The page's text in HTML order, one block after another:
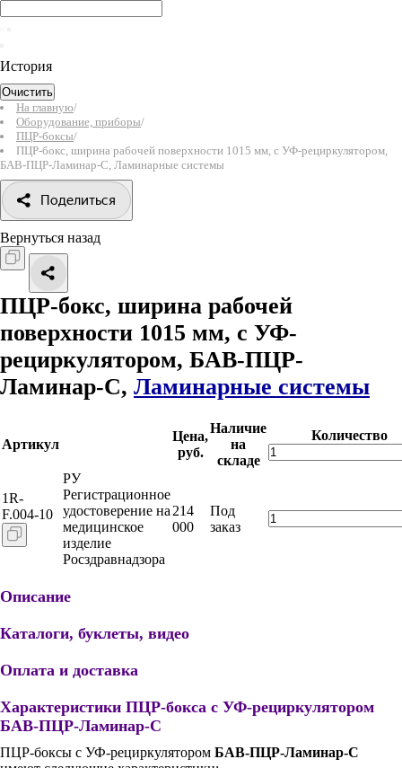
История
Очистить
На главную/
Оборудование, приборы/
ПЦР-боксы/
ПЦР-бокс, ширина рабочей поверхности 1015 мм, с УФ-рециркулятором,
БАВ-ПЦР-Ламинар-С, Ламинарные системы
Поделиться
Вернуться назад
ПЦР-бокс, ширина рабочей
поверхности 1015 мм, с УФ-
рециркулятором, БАВ-ПЦР-
Ламинар-С, Ламинарные системы
Артикул
Цена,
руб.
Наличие
на
складе
Количество
1R-
F.004-10
РУ
Регистрационное
удостоверение на
медицинское
изделие
Росздравнадзора
214
000
Под
заказ
Описание
Каталоги, буклеты, видео
Оплата и доставка
Характеристики ПЦР-бокса с УФ-рециркулятором
БАВ-ПЦР-Ламинар-С
ПЦР-боксы с УФ-рециркулятором БАВ-ПЦР-Ламинар-С